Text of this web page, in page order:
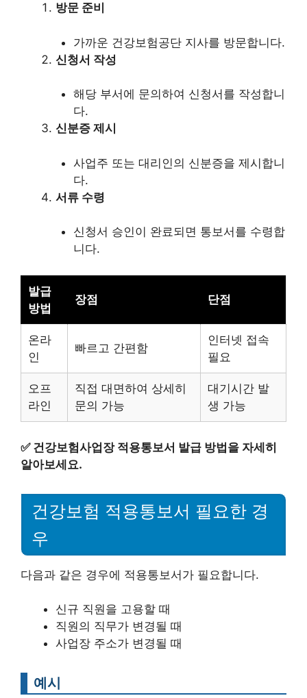
방문 준비
가까운 건강보험공단 지사를 방문합니다.
신청서 작성
해당 부서에 문의하여 신청서를 작성합니
다.
신분증 제시
사업주 또는 대리인의 신분증을 제시합니
다.
서류 수령
신청서 승인이 완료되면 통보서를 수령합
니다.
발급
방법
장점 단점
온라
인
빠르고 간편함
인터넷 접속
필요
오프
라인
직접 대면하여 상세히
문의 가능
대기시간 발
생 가능
✅ 건강보험사업장 적용통보서 발급 방법을 자세히
알아보세요.
건강보험 적용통보서 필요한 경
우
다음과 같은 경우에 적용통보서가 필요합니다.
신규 직원을 고용할 때
직원의 직무가 변경될 때
사업장 주소가 변경될 때
예시